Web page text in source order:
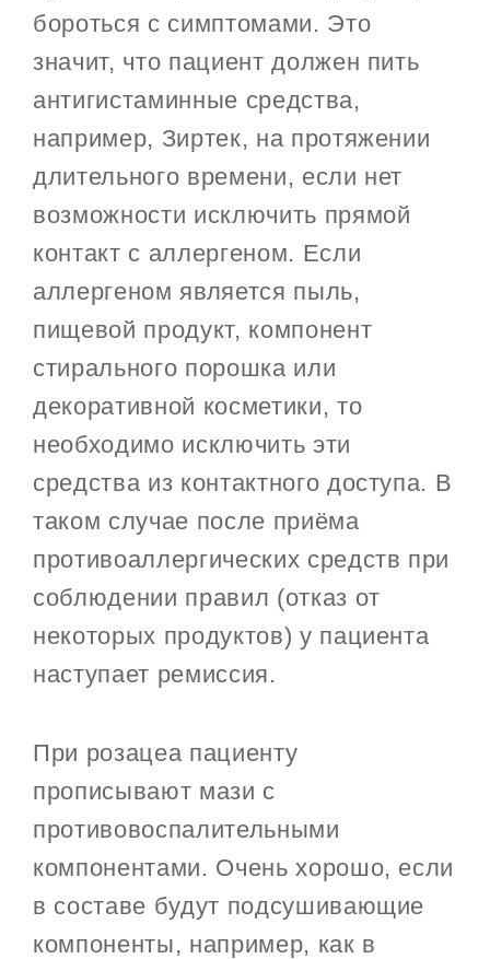
бороться с симптомами. Это
значит, что пациент должен пить
антигистаминные средства,
например, Зиртек, на протяжении
длительного времени, если нет
возможности исключить прямой
контакт с аллергеном. Если
аллергеном является пыль,
пищевой продукт, компонент
стирального порошка или
декоративной косметики, то
необходимо исключить эти
средства из контактного доступа. В
таком случае после приёма
противоаллергических средств при
соблюдении правил (отказ от
некоторых продуктов) у пациента
наступает ремиссия.
При розацеа пациенту
прописывают мази с
противовоспалительными
компонентами. Очень хорошо, если
в составе будут подсушивающие
компоненты, например, как в